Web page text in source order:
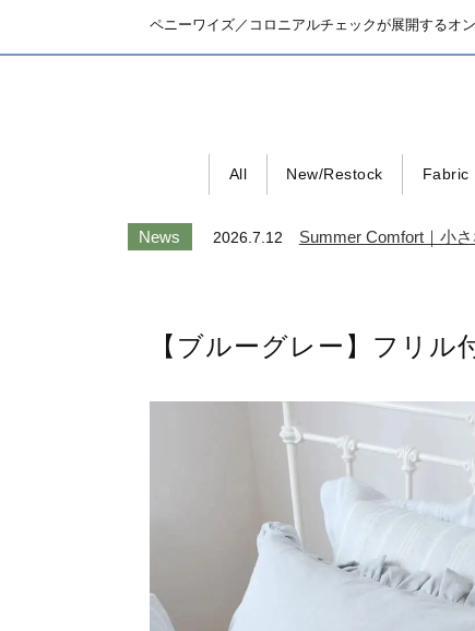
ペニーワイズ／コロニアルチェックが展開するオ
All New/Restock Fabric
News 2026.7.12 Summer Comfort｜小
【ブルーグレー】フリ